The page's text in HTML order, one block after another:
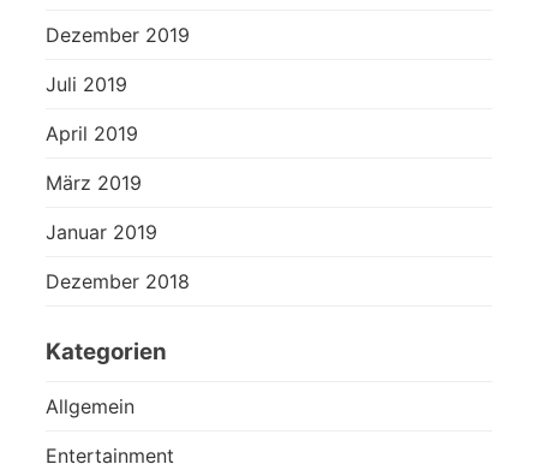
Dezember 2019
Juli 2019
April 2019
März 2019
Januar 2019
Dezember 2018
Kategorien
Allgemein
Entertainment